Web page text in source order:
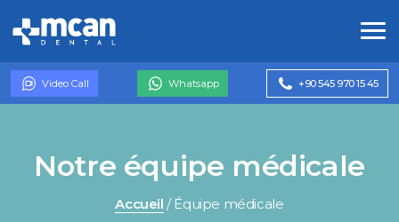
Video Call Whatsapp +90 545 970 15 45
Notre équipe médicale
Accueil / Équipe médicale